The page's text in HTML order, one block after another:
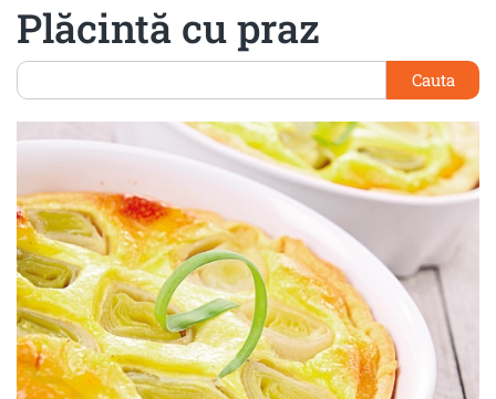
Plăcintă cu praz
Cauta